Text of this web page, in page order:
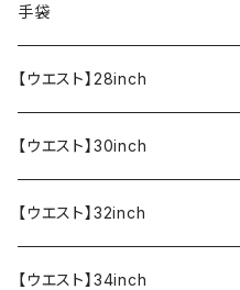
食器・調理器具
エプロン
メール便送料無料★オリジナルT
半袖Tシャツ
OUTLET!!!!!
手袋
【ウエスト】28inch
【ウエスト】30inch
【ウエスト】32inch
【ウエスト】34inch